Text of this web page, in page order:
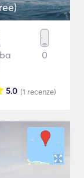
0
(1 recenze)
5.0